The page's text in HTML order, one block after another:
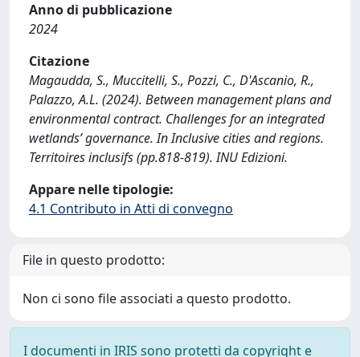
Anno di pubblicazione
2024
Citazione
Magaudda, S., Muccitelli, S., Pozzi, C., D'Ascanio, R.,
Palazzo, A.L. (2024). Between management plans and
environmental contract. Challenges for an integrated
wetlands’ governance. In Inclusive cities and regions.
Territoires inclusifs (pp.818-819). INU Edizioni.
Appare nelle tipologie:
4.1 Contributo in Atti di convegno
File in questo prodotto:
Non ci sono file associati a questo prodotto.
I documenti in IRIS sono protetti da copyright e